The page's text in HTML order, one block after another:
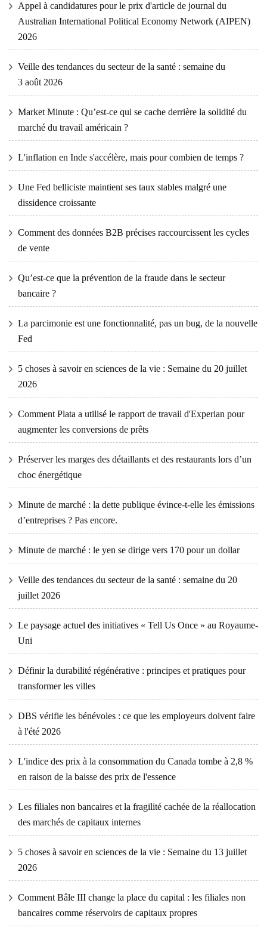
Appel à candidatures pour le prix d'article de journal du
Australian International Political Economy Network (AIPEN)
2026
Veille des tendances du secteur de la santé : semaine du
3 août 2026
Market Minute : Qu’est-ce qui se cache derrière la solidité du
marché du travail américain ?
L'inflation en Inde s'accélère, mais pour combien de temps ?
Une Fed belliciste maintient ses taux stables malgré une
dissidence croissante
Comment des données B2B précises raccourcissent les cycles
de vente
Qu’est-ce que la prévention de la fraude dans le secteur
bancaire ?
La parcimonie est une fonctionnalité, pas un bug, de la nouvelle
Fed
5 choses à savoir en sciences de la vie : Semaine du 20 juillet
2026
Comment Plata a utilisé le rapport de travail d'Experian pour
augmenter les conversions de prêts
Préserver les marges des détaillants et des restaurants lors d’un
choc énergétique
Minute de marché : la dette publique évince-t-elle les émissions
d’entreprises ? Pas encore.
Minute de marché : le yen se dirige vers 170 pour un dollar
Veille des tendances du secteur de la santé : semaine du 20
juillet 2026
Le paysage actuel des initiatives « Tell Us Once » au Royaume-
Uni
Définir la durabilité régénérative : principes et pratiques pour
transformer les villes
DBS vérifie les bénévoles : ce que les employeurs doivent faire
à l'été 2026
L'indice des prix à la consommation du Canada tombe à 2,8 %
en raison de la baisse des prix de l'essence
Les filiales non bancaires et la fragilité cachée de la réallocation
des marchés de capitaux internes
5 choses à savoir en sciences de la vie : Semaine du 13 juillet
2026
Comment Bâle III change la place du capital : les filiales non
bancaires comme réservoirs de capitaux propres